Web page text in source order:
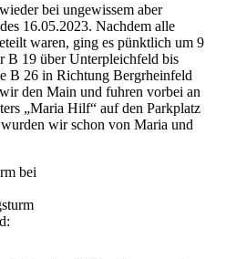
bei ungewissem aber
16.05.2023. Nachdem alle
waren, ging es pünktlich um 9
B 19 über Unterpleichfeld bis
B 26 in Richtung Bergrheinfeld
den Main und fuhren vorbei an
„Maria Hilf“ auf den Parkplatz
wir schon von Maria und